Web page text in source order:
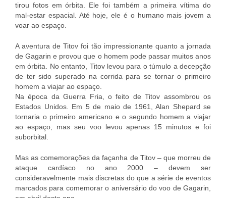
tirou fotos em órbita. Ele foi também a primeira vítima do
mal-estar espacial. Até hoje, ele é o humano mais jovem a
voar ao espaço.
A aventura de Titov foi tão impressionante quanto a jornada
de Gagarin e provou que o homem pode passar muitos anos
em órbita. No entanto, Titov levou para o túmulo a decepção
de ter sido superado na corrida para se tornar o primeiro
homem a viajar ao espaço.
Na época da Guerra Fria, o feito de Titov assombrou os
Estados Unidos. Em 5 de maio de 1961, Alan Shepard se
tornaria o primeiro americano e o segundo homem a viajar
ao espaço, mas seu voo levou apenas 15 minutos e foi
suborbital.
Mas as comemorações da façanha de Titov – que morreu de
ataque cardíaco no ano 2000 – devem ser
consideravelmente mais discretas do que a série de eventos
marcados para comemorar o aniversário do voo de Gagarin,